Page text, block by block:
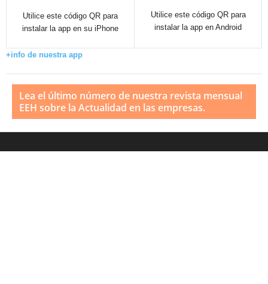
Utilice este código QR para
instalar la app en su iPhone
Utilice este código QR para
instalar la app en Android
+info de nuestra app
Lea el último número de nuestra revista mensual
EEH sobre la Actualidad en las empresas.